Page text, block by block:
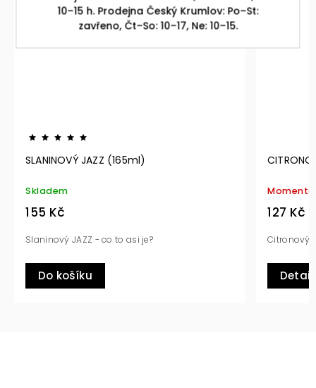
10–15 h. Prodejna Český Krumlov: Po–St:
zavřeno, Čt–So: 10–17, Ne: 10–15.
JAZZ (165ml)
Kč
Do košíku
JAZZ - co to asi je?
CITRONOVÝ
Momentálně
127 Kč
Citronový by měl